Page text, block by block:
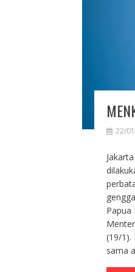
22/
Papua
(19/1).
sama